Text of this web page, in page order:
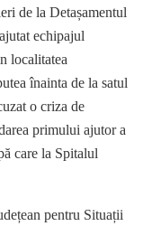
de la Detașamentul
echipajul
localitatea
înainta de la satul
o criza de
primului ajutor a
care la Spitalul
pentru Situații